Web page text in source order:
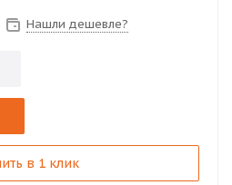
Нашли дешевле?
в 1 клик